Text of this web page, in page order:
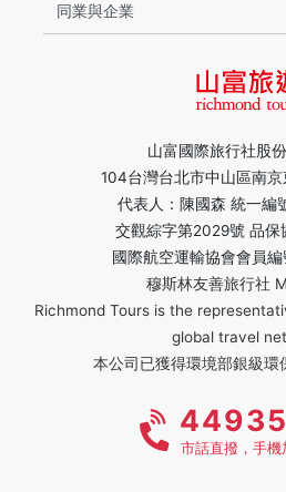
山富國際旅行社股
104台灣台北市中山區南
代表人：陳國森 統一編
交觀綜字第2029號 品
國際航空運輸協會會員
穆斯林友善旅行社
Richmond Tours is the
global travel
本公司已獲得環境部銀級環
同業與企業
市話直撥，手